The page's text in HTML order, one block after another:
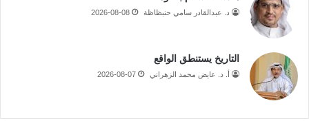
د. عبدالقادر سامي حنبظاظة 2026-08-08
التاريخ يستنطق الواقع
أ. د. عايض محمد الزهراني 2026-08-07